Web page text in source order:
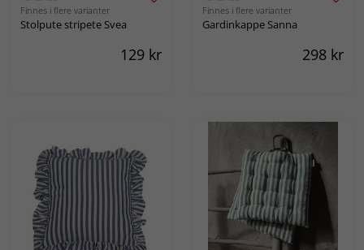
Finnes i flere varianter
Stolpute stripete Svea
129 kr
Finnes i flere varianter
Gardinkappe Sanna
298 kr